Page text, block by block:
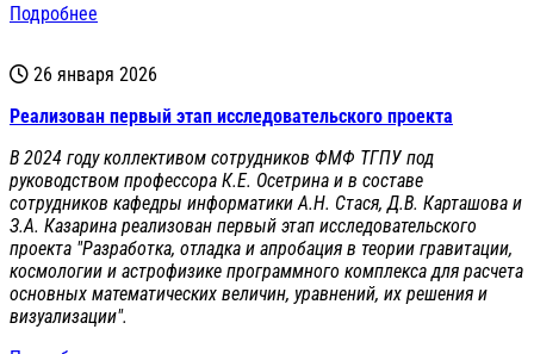
Подробнее
26 января 2026
Реализован первый этап исследовательского проекта
В 2024 году коллективом сотрудников ФМФ ТГПУ под
руководством профессора К.Е. Осетрина и в составе
сотрудников кафедры информатики А.Н. Стася, Д.В. Карташова и
З.А. Казарина реализован первый этап исследовательского
проекта "Разработка, отладка и апробация в теории гравитации,
космологии и астрофизике программного комплекса для расчета
основных математических величин, уравнений, их решения и
визуализации".